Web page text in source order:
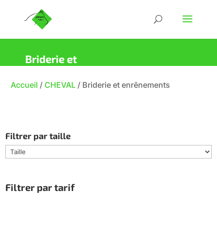
Briderie et
enrênements
Accueil / CHEVAL / Briderie et enrênements
Filtrer par taille
Filtrer par tarif